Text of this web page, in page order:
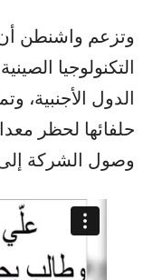
وتزعم واشنطن
التكنولوجيا
الدول
حلفائها لحظر
وصول الشركة